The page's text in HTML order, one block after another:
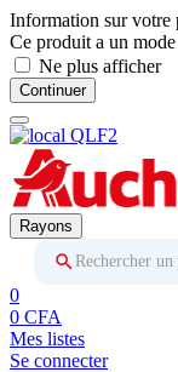
Information sur votre
Ce produit a un
Ne plus afficher
Continuer
Rayons
Rechercher
0
0 CFA
Mes listes
Se connecter